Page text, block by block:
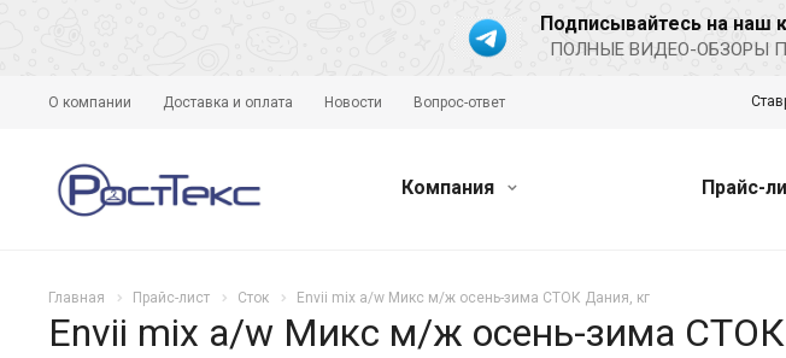
Подписывайтесь на наш
ПОЛНЫЕ ВИДЕО-ОБЗОРЫ
О компании Доставка и оплата Новости Вопрос-ответ
Компания Прайс-
Главная Прайс-лист Сток Envii mix a/w Микс м/ж осень-зима СТОК Дания, кг
Envii mix a/w Микс м/ж осень-зима